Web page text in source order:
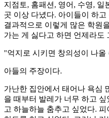
지점토, 홈패션, 영어, 수영, 일
곳 이상 다녔다. 아이들이 하
결과적으로 이렇게 많은 학원
가는 게 싫다고 하면 언제라도
"억지로 시키면 창의성이 나올
아들의 주장이다.
가난한 집안에서 태어나 욕심
을 때부터 발레가 너무 하고
고 하늘하늘 춤추고 싶었다. 피